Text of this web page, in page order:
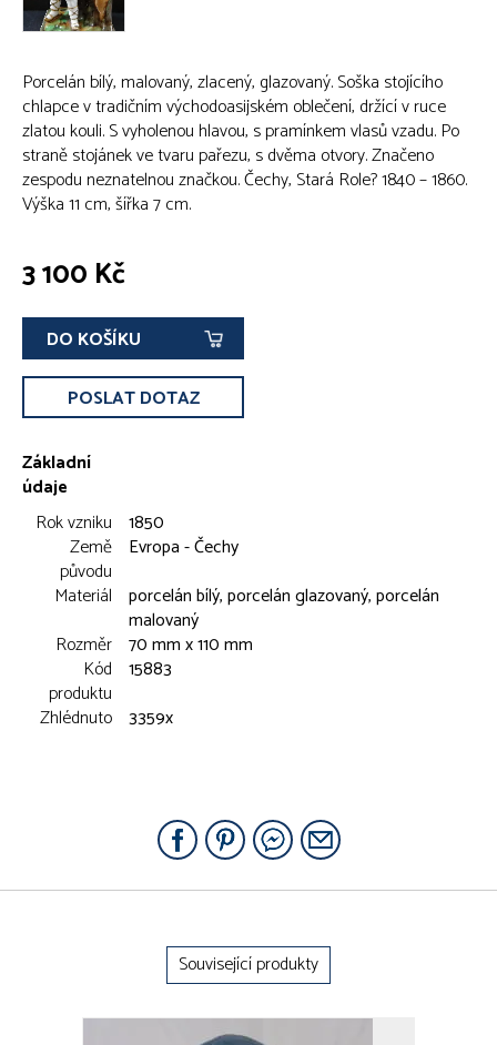
Porcelán bílý, malovaný, zlacený, glazovaný. Soška stojícího
chlapce v tradičním východoasijském oblečení, držící v ruce
zlatou kouli. S vyholenou hlavou, s pramínkem vlasů vzadu. Po
straně stojánek ve tvaru pařezu, s dvěma otvory. Značeno
zespodu neznatelnou značkou. Čechy, Stará Role? 1840 – 1860.
Výška 11 cm, šířka 7 cm.
3 100 Kč
DO KOŠÍKU
POSLAT DOTAZ
Základní
údaje
Rok vzniku 1850
Země
původu
Evropa - Čechy
Materiál porcelán bílý, porcelán glazovaný, porcelán
malovaný
Rozměr 70 mm x 110 mm
Kód
produktu
15883
Zhlédnuto 3359x
Související produkty